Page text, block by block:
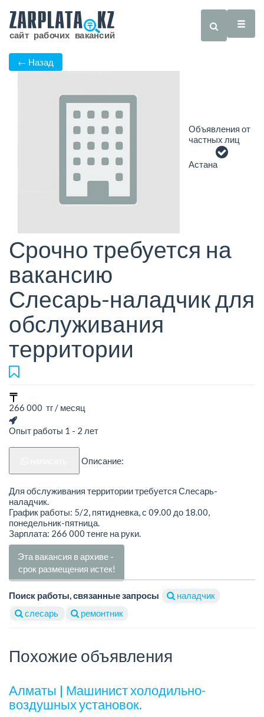
← Назад
Объявления от
частных лиц
Астана
Срочно требуется на
вакансию
Слесарь-наладчик для
обслуживания
территории
266 000 тг / месяц
Опыт работы 1 - 2 лет
Описание:
Для обслуживания территории требуется Слесарь-
наладчик.
График работы: 5/2, пятидневка, с 09.00 до 18.00,
понедельник-пятница.
Зарплата: 266 000 тенге на руки.
Эта вакансия в архиве -
срок размещения истек!
Поиск работы, связанные запросы
наладчик
слесарь
ремонтник
Похожие объявления
Алматы | Машинист холодильно-
воздушных установок.